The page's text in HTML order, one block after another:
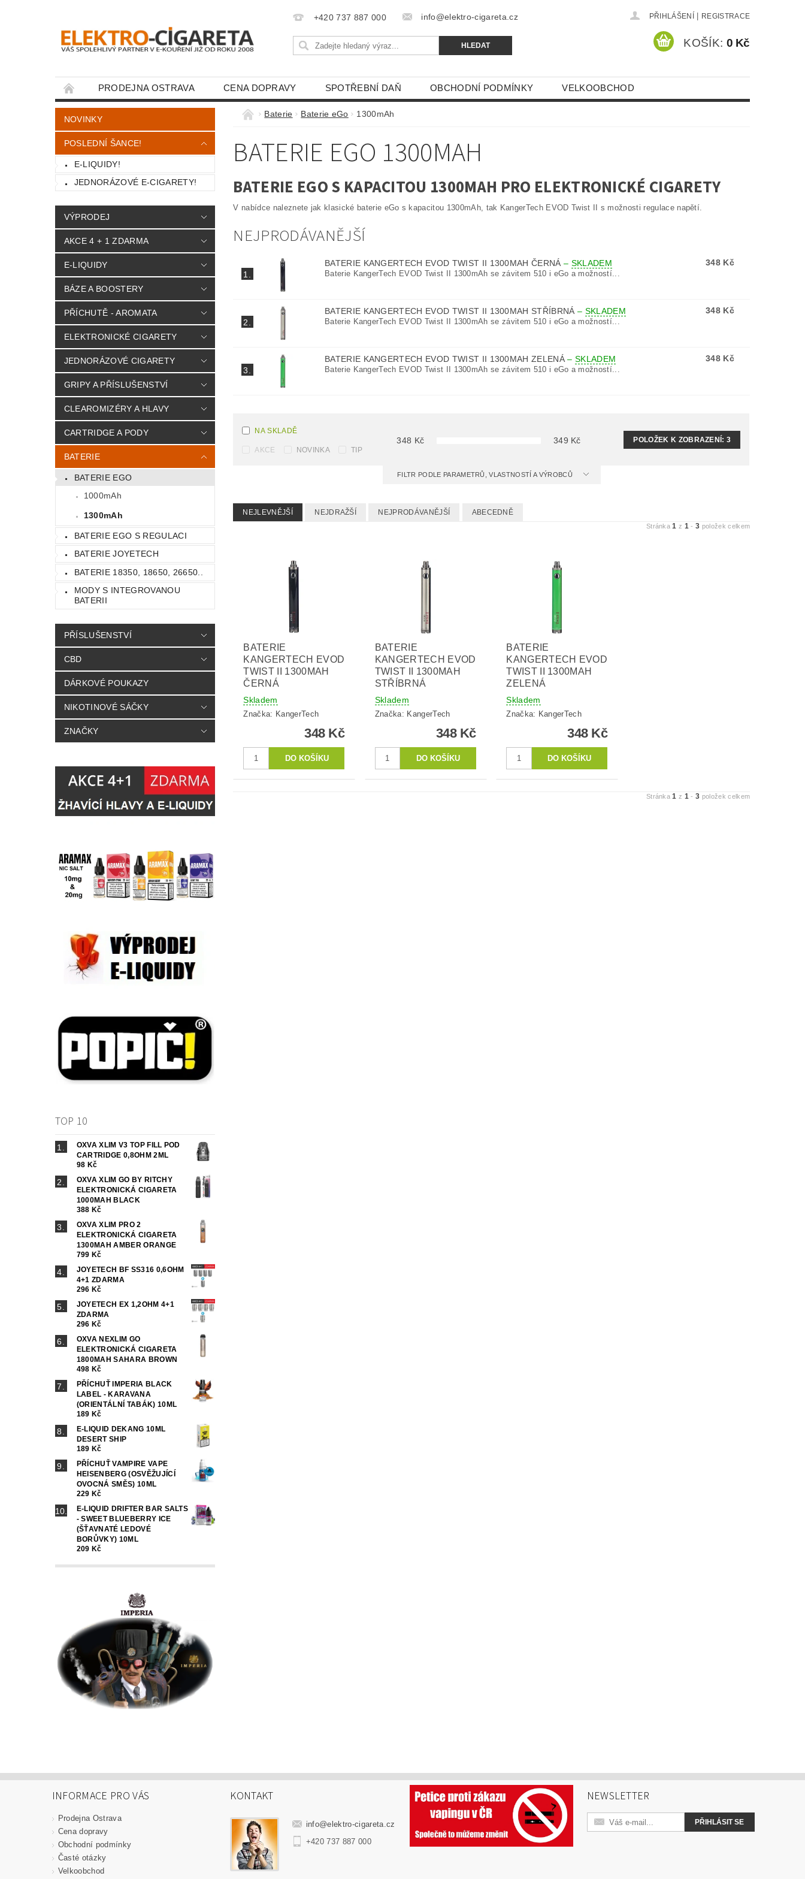
+420 737 887 000 info@elektro-cigareta.cz PŘIHLÁŠENÍ REGISTRACE
KOŠÍK: 0 Kč
PRODEJNA OSTRAVA CENA DOPRAVY SPOTŘEBNÍ DAŇ OBCHODNÍ PODMÍNKY VELKOOBCHOD
KONTAKTY
NOVINKY
POSLEDNÍ ŠANCE!
E-LIQUIDY!
JEDNORÁZOVÉ E-CIGARETY!
VÝPRODEJ
AKCE 4 + 1 ZDARMA
E-LIQUIDY
BÁZE A BOOSTERY
PŘÍCHUTĚ - AROMATA
ELEKTRONICKÉ CIGARETY
JEDNORÁZOVÉ CIGARETY
GRIPY A PŘÍSLUŠENSTVÍ
CLEAROMIZÉRY A HLAVY
CARTRIDGE A PODY
BATERIE
BATERIE EGO
1000mAh
1300mAh
BATERIE EGO S REGULACI
BATERIE JOYETECH
BATERIE 18350, 18650, 26650..
MODY S INTEGROVANOU
BATERII
PŘÍSLUŠENSTVÍ
CBD
DÁRKOVÉ POUKAZY
NIKOTINOVÉ SÁČKY
ZNAČKY
TOP 10
OXVA XLIM V3 TOP FILL POD
CARTRIDGE 0,8OHM 2ML
98 Kč
OXVA XLIM GO BY RITCHY
ELEKTRONICKÁ CIGARETA
1000MAH BLACK
388 Kč
OXVA XLIM PRO 2
ELEKTRONICKÁ CIGARETA
1300MAH AMBER ORANGE
799 Kč
JOYETECH BF SS316 0,6OHM
4+1 ZDARMA
296 Kč
JOYETECH EX 1,2OHM 4+1
ZDARMA
296 Kč
OXVA NEXLIM GO
ELEKTRONICKÁ CIGARETA
1800MAH SAHARA BROWN
498 Kč
PŘÍCHUŤ IMPERIA BLACK
LABEL - KARAVANA
(ORIENTÁLNÍ TABÁK) 10ML
189 Kč
E-LIQUID DEKANG 10ML
DESERT SHIP
189 Kč
PŘÍCHUŤ VAMPIRE VAPE
HEISENBERG (OSVĚŽUJÍCÍ
OVOCNÁ SMĚS) 10ML
229 Kč
E-LIQUID DRIFTER BAR SALTS
- SWEET BLUEBERRY ICE
(ŠŤAVNATÉ LEDOVÉ
BORŮVKY) 10ML
209 Kč
Baterie Baterie eGo 1300mAh
BATERIE EGO 1300MAH
BATERIE EGO S KAPACITOU 1300MAH PRO ELEKTRONICKÉ CIGARETY
V nabídce naleznete jak klasické baterie eGo s kapacitou 1300mAh, tak KangerTech EVOD Twist II s možnosti regulace napětí.
NEJPRODÁVANĚJŠÍ
1.
BATERIE KANGERTECH EVOD TWIST II 1300MAH ČERNÁ – SKLADEM
Baterie KangerTech EVOD Twist II 1300mAh se závitem 510 i eGo a možností...
348 Kč
2.
BATERIE KANGERTECH EVOD TWIST II 1300MAH STŘÍBRNÁ – SKLADEM
Baterie KangerTech EVOD Twist II 1300mAh se závitem 510 i eGo a možností...
348 Kč
3.
BATERIE KANGERTECH EVOD TWIST II 1300MAH ZELENÁ– SKLADEM
Baterie KangerTech EVOD Twist II 1300mAh se závitem 510 i eGo a možností...
348 Kč
NA SKLADĚ
AKCE NOVINKA TIP
348 Kč 349 Kč POLOŽEK K ZOBRAZENÍ:3
FILTR PODLE PARAMETRŮ, VLASTNOSTÍ A VÝROBCŮ
NEJLEVNĚJŠÍ NEJDRAŽŠÍ NEJPRODÁVANĚJŠÍ ABECEDNĚ
Stránka1 z 1 -3 položek celkem
BATERIE
KANGERTECH EVOD
TWIST II 1300MAH
ČERNÁ
Skladem
Značka: KangerTech
348 Kč
BATERIE
KANGERTECH EVOD
TWIST II 1300MAH
STŘÍBRNÁ
Skladem
Značka: KangerTech
348 Kč
BATERIE
KANGERTECH EVOD
TWIST II 1300MAH
ZELENÁ
Skladem
Značka: KangerTech
348 Kč
Stránka1 z 1 -3 položek celkem
INFORMACE PRO VÁS
Prodejna Ostrava
Cena dopravy
Obchodní podmínky
Časté otázky
Velkoobchod
KONTAKT
info@elektro-cigareta.cz
+420 737 887 000
NEWSLETTER